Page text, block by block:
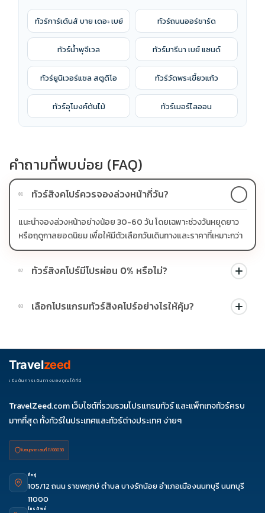
ทัวร์การ์เด้นส์ บาย เดอะ เบย์ ทัวร์ถนนออร์ชาร์ด
ทัวร์น้ำพุจีเวล ทัวร์มารีนา เบย์ แซนด์
ทัวร์ยูนิเวอร์แซล สตูดิโอ ทัวร์วัดพระเขี้ยวแก้ว
ทัวร์อุโมงค์ต้นไม้ ทัวร์เมอร์ไลออน
คำถามที่พบบ่อย (FAQ)
01 ทัวร์สิงคโปร์ควรจองล่วงหน้ากี่วัน?
แนะนำจองล่วงหน้าอย่างน้อย 30-60 วัน โดยเฉพาะช่วงวันหยุดยาว
หรือฤดูกาลยอดนิยม เพื่อให้มีตัวเลือกวันเดินทางและราคาที่เหมาะกว่า
02 ทัวร์สิงคโปร์มีโปรผ่อน 0% หรือไม่?
บางโปรแกรมมีโปรผ่อน 0% หรือโปรโมชั่นบัตรเครดิตตามเงื่อนไขที่
บริษัทกำหนด สามารถดูสัญลักษณ์โปรโมชั่นในรายการทัวร์แต่ละ
03 เลือกโปรแกรมทัวร์สิงคโปร์อย่างไรให้คุ้ม?
ช่วงราคา ไม่ควรเทียบจากราคาต่ำสุดเพียงอย่างเดียว
Travelzeed
เริ่มต้นการเดินทางของคุณได้ที่นี่
TravelZeed.com เว็บไซต์ที่รวมรวมโปรแกรมทัวร์ และแพ็กเกจทัวร์ครบ
มากที่สุด ทั้งทัวร์ในประเทศและทัวร์ต่างประเทศ ง่ายๆ
ใบอนุญาต เลขที่ 11/08038
ที่อยู่
105/12 ถนน ราชพฤกษ์ ตำบล บางรักน้อย อำเภอเมืองนนทบุรี นนทบุรี
11000
โทรศัพท์